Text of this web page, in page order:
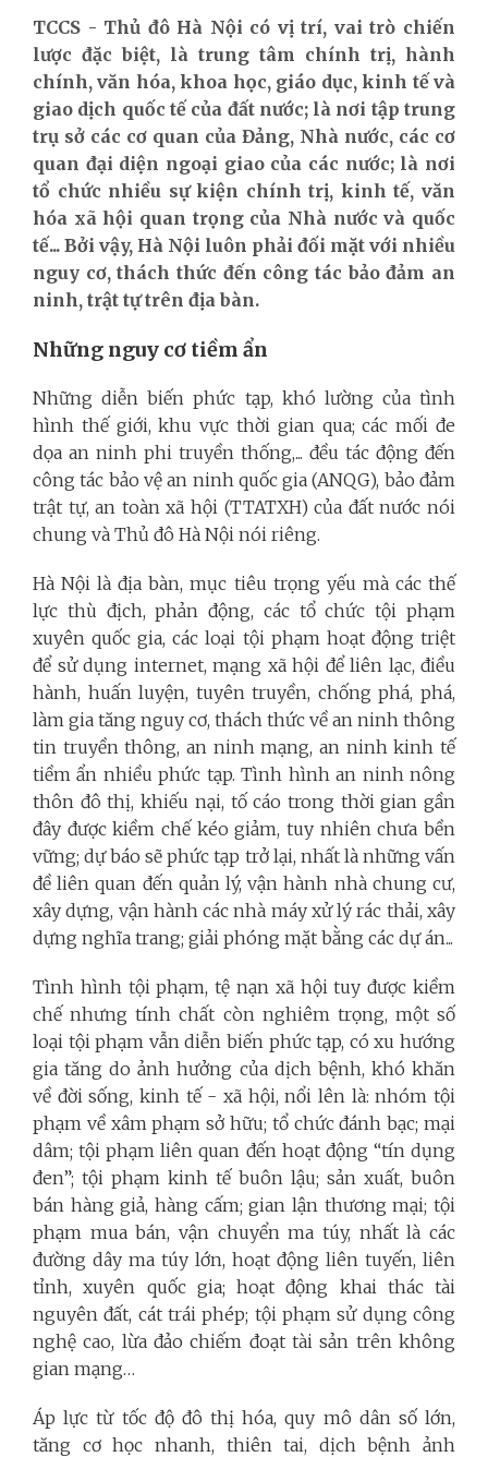
TCCS - Thủ đô Hà Nội có vị trí, vai trò chiến
lược đặc biệt, là trung tâm chính trị, hành
chính, văn hóa, khoa học, giáo dục, kinh tế và
giao dịch quốc tế của đất nước; là nơi tập trung
trụ sở các cơ quan của Đảng, Nhà nước, các cơ
quan đại diện ngoại giao của các nước; là nơi
tổ chức nhiều sự kiện chính trị, kinh tế, văn
hóa xã hội quan trọng của Nhà nước và quốc
tế... Bởi vậy, Hà Nội luôn phải đối mặt với nhiều
nguy cơ, thách thức đến công tác bảo đảm an
ninh, trật tự trên địa bàn.
Những nguy cơ tiềm ẩn
Những diễn biến phức tạp, khó lường của tình
hình thế giới, khu vực thời gian qua; các mối đe
dọa an ninh phi truyền thống,... đều tác động đến
công tác bảo vệ an ninh quốc gia (ANQG), bảo đảm
trật tự, an toàn xã hội (TTATXH) của đất nước nói
chung và Thủ đô Hà Nội nói riêng.
Hà Nội là địa bàn, mục tiêu trọng yếu mà các thế
lực thù địch, phản động, các tổ chức tội phạm
xuyên quốc gia, các loại tội phạm hoạt động triệt
để sử dụng internet, mạng xã hội để liên lạc, điều
hành, huấn luyện, tuyên truyền, chống phá, phá,
làm gia tăng nguy cơ, thách thức về an ninh thông
tin truyền thông, an ninh mạng, an ninh kinh tế
tiềm ẩn nhiều phức tạp. Tình hình an ninh nông
thôn đô thị, khiếu nại, tố cáo trong thời gian gần
đây được kiềm chế kéo giảm, tuy nhiên chưa bền
vững; dự báo sẽ phức tạp trở lại, nhất là những vấn
đề liên quan đến quản lý, vận hành nhà chung cư,
xây dựng, vận hành các nhà máy xử lý rác thải, xây
dựng nghĩa trang; giải phóng mặt bằng các dự án...
Tình hình tội phạm, tệ nạn xã hội tuy được kiềm
chế nhưng tính chất còn nghiêm trọng, một số
loại tội phạm vẫn diễn biến phức tạp, có xu hướng
gia tăng do ảnh hưởng của dịch bệnh, khó khăn
về đời sống, kinh tế - xã hội, nổi lên là: nhóm tội
phạm về xâm phạm sở hữu; tổ chức đánh bạc; mại
dâm; tội phạm liên quan đến hoạt động “tín dụng
đen”; tội phạm kinh tế buôn lậu; sản xuất, buôn
bán hàng giả, hàng cấm; gian lận thương mại; tội
phạm mua bán, vận chuyển ma túy, nhất là các
đường dây ma túy lớn, hoạt động liên tuyến, liên
tỉnh, xuyên quốc gia; hoạt động khai thác tài
nguyên đất, cát trái phép; tội phạm sử dụng công
nghệ cao, lừa đảo chiếm đoạt tài sản trên không
gian mạng…
Áp lực từ tốc độ đô thị hóa, quy mô dân số lớn,
tăng cơ học nhanh, thiên tai, dịch bệnh ảnh